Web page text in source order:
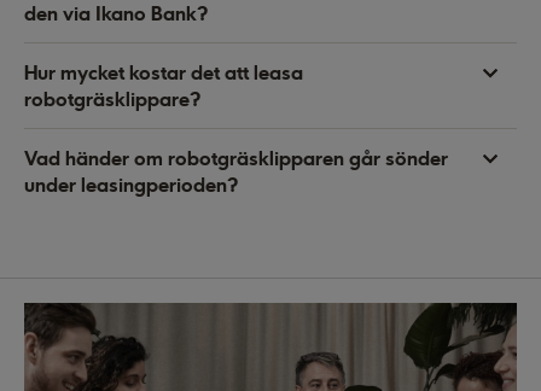
den via Ikano Bank?
Hur mycket kostar det att leasa
robotgräsklippare?
Vad händer om robotgräsklipparen går sönder
under leasingperioden?